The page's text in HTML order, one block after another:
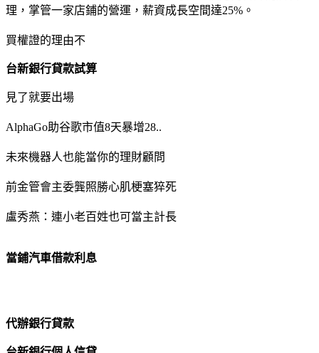
理，掌管一家店鋪的營運，薪資成長空間達25%。
買權證的理由不
台新銀行貸款試算
見了就要出場
AlphaGo助谷歌市值8天暴增28..
未來機器人也能當你的理財顧問
前金管會主委龔照勝心肌梗塞猝死
盧秀燕：連小老百姓也可當主計長
當鋪汽車借款利息
代辦銀行貸款